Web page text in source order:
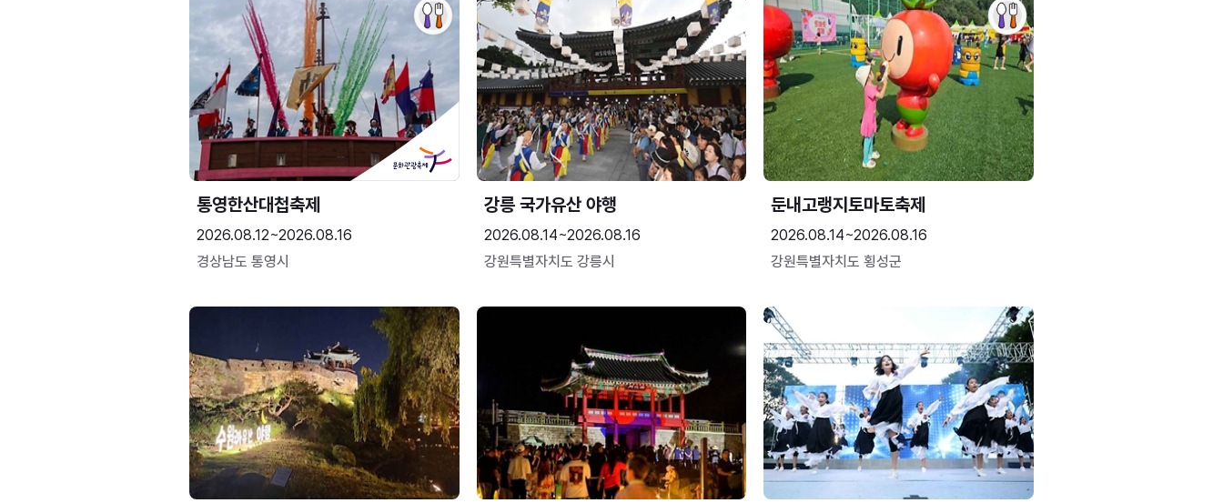
통영한산대첩축제
2026.08.12~2026.08.16
경상남도 통영시
강릉 국가유산 야행
2026.08.14~2026.08.16
강원특별자치도 강릉시
둔내고랭지토마토축제
2026.08.14~2026.08.16
강원특별자치도 횡성군